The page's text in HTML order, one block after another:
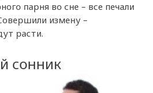
парня во сне – все печали
измену –
расти.
сонник